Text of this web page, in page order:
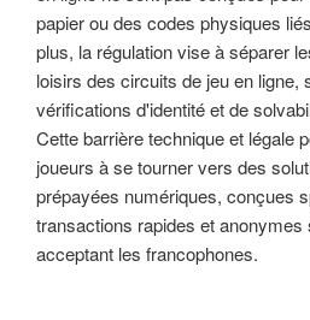
papier ou des codes physiques
plus, la régulation vise à séparer
loisirs des circuits de jeu en ligne,
vérifications d'identité et de
Cette barrière technique et légale
joueurs à se tourner vers des
prépayées numériques, conçues
transactions rapides et anonymes
acceptant les francophones.